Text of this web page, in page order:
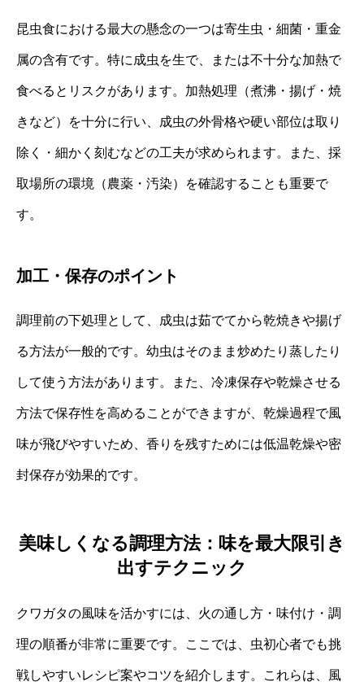
昆虫食における最大の懸念の一つは寄生虫・細菌・重金
属の含有です。特に成虫を生で、または不十分な加熱で
食べるとリスクがあります。加熱処理（煮沸・揚げ・焼
きなど）を十分に行い、成虫の外骨格や硬い部位は取り
除く・細かく刻むなどの工夫が求められます。また、採
取場所の環境（農薬・汚染）を確認することも重要で
す。
加工・保存のポイント
調理前の下処理として、成虫は茹でてから乾焼きや揚げ
る方法が一般的です。幼虫はそのまま炒めたり蒸したり
して使う方法があります。また、冷凍保存や乾燥させる
方法で保存性を高めることができますが、乾燥過程で風
味が飛びやすいため、香りを残すためには低温乾燥や密
封保存が効果的です。
美味しくなる調理方法：味を最大限引き
出すテクニック
クワガタの風味を活かすには、火の通し方・味付け・調
理の順番が非常に重要です。ここでは、虫初心者でも挑
戦しやすいレシピ案やコツを紹介します。これらは、風